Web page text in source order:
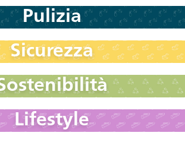
Pulizia
Sicurezza
Lifestyle